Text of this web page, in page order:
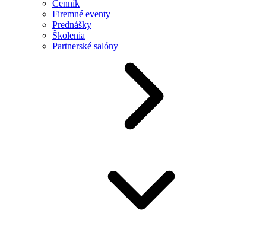
Cenník
Firemné eventy
Prednášky
Školenia
Partnerské salóny